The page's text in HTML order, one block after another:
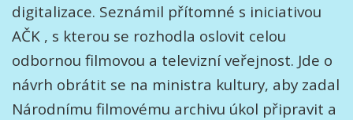
digitalizace. Seznámil přítomné s iniciativou
AČK , s kterou se rozhodla oslovit celou
odbornou filmovou a televizní veřejnost. Jde o
návrh obrátit se na ministra kultury, aby zadal
Národnímu filmovému archivu úkol připravit a